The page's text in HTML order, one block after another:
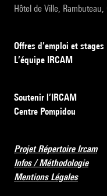
Hôtel de Ville,
Offres d’emploi et stages
L’équipe IRCAM
Soutenir l’IRCAM
Centre Pompidou
Projet Répertoire Ircam
Infos / Méthodologie
Mentions Légales